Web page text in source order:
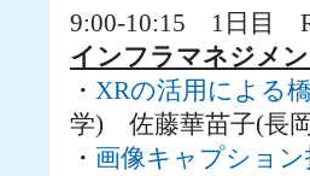
9:00-10:15 1日目
インフラマネジメ
・ XRの活用による
学) 佐藤華苗子(長
・ 画像キャプショ